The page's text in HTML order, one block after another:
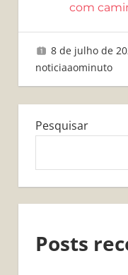
com
8 de julho de
noticiaaominuto
Pesquisar
Posts